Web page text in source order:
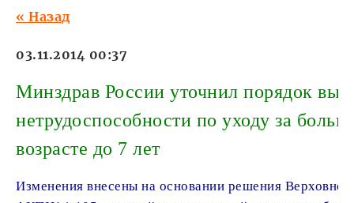
« Назад
03.11.2014 00:37
Минздрав России уточнил порядок
нетрудоспособности по уходу за
возрасте до 7 лет
Изменения внесены на основании решения